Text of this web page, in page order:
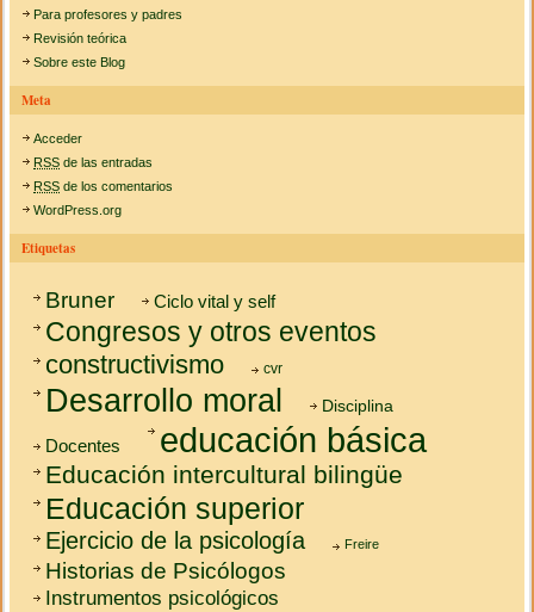
Para profesores y padres
Revisión teórica
Sobre este Blog
Meta
Acceder
RSS de las entradas
RSS de los comentarios
WordPress.org
Etiquetas
Bruner Ciclo vital y self
Congresos y otros eventos
constructivismo cvr
Desarrollo moral Disciplina
Docentes educación básica
Educación intercultural bilingüe
Educación superior
Ejercicio de la psicología Freire
Historias de Psicólogos
Instrumentos psicológicos